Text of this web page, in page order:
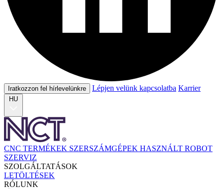
Iratkozzon fel hírlevelünkre Lépjen velünk kapcsolatba Karrier
HU
CNC TERMÉKEK SZERSZÁMGÉPEK HASZNÁLT ROBOT
SZERVIZ
SZOLGÁLTATÁSOK
LETÖLTÉSEK
RÓLUNK